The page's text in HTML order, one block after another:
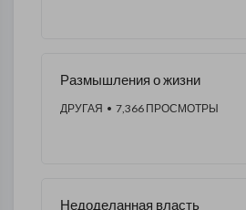
Размышления о жизни
ДРУГАЯ • 7,366 ПРОСМОТРЫ
Недоделанная власть